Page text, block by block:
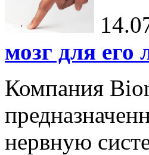
мозг для его
Компания
нервную